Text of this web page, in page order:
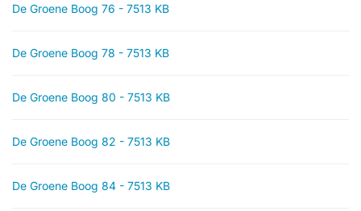
De Groene Boog 76 - 7513 KB
De Groene Boog 78 - 7513 KB
De Groene Boog 80 - 7513 KB
De Groene Boog 82 - 7513 KB
De Groene Boog 84 - 7513 KB